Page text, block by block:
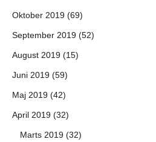
Oktober 2019 (69)
September 2019 (52)
August 2019 (15)
Juni 2019 (59)
Maj 2019 (42)
April 2019 (32)
Marts 2019 (32)